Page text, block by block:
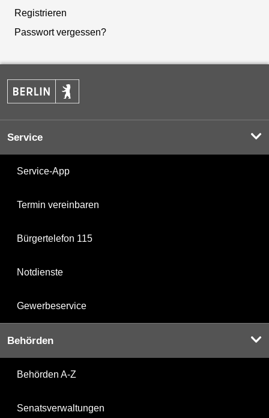
Registrieren
Passwort vergessen?
Service
Service-App
Termin vereinbaren
Bürgertelefon 115
Notdienste
Gewerbeservice
Behörden
Behörden A-Z
Senatsverwaltungen